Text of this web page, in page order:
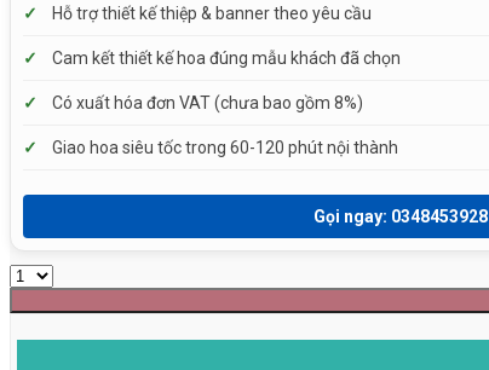
✓ Hỗ trợ thiết kế thiệp & banner theo yêu cầu
✓ Cam kết thiết kế hoa đúng mẫu khách đã chọn
✓ Có xuất hóa đơn VAT (chưa bao gồm 8%)
✓ Giao hoa siêu tốc trong 60-120 phút nội thành
Gọi ngay: 0348453928